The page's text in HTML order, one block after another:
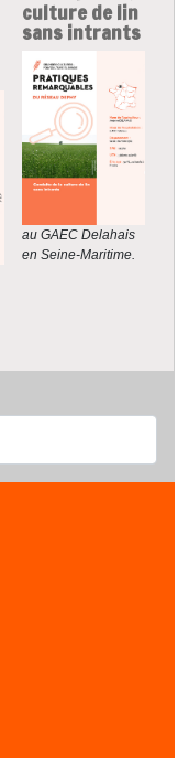
culture de lin
sans intrants
au GAEC Delahais
en Seine-Maritime.